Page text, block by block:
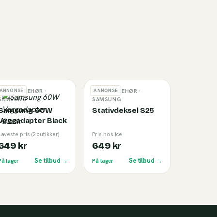
ANNONSE
MOBILTILBEHØR ·
60W
Black
pris (2 butikker)
kr
lager Se tilbud →
ANNONSE
MOBILTILBEHØR ·
SAMSUNG
Stativdeksel S25
Pris hos Ice
649 kr
På lager Se tilbud →